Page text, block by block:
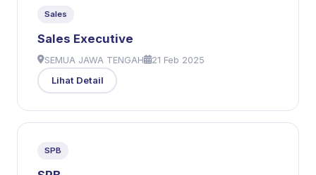
Sales
Sales Executive
SEMUA JAWA TENGAH 21 Feb 2025
Lihat Detail
SPB